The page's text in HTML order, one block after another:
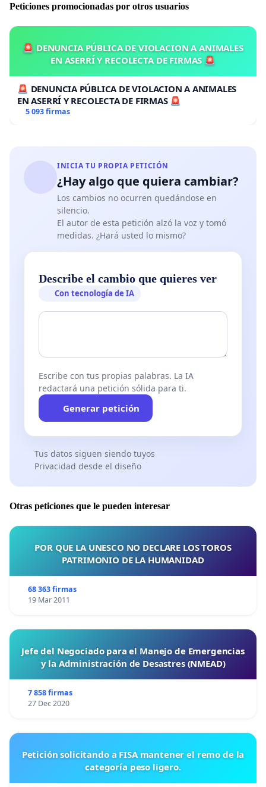
Peticiones promocionadas por otros usuarios
🚨 DENUNCIA PÚBLICA DE VIOLACION A ANIMALES
EN ASERRÍ Y RECOLECTA DE FIRMAS 🚨
🚨 DENUNCIA PÚBLICA DE VIOLACION A ANIMALES
EN ASERRÍ Y RECOLECTA DE FIRMAS 🚨
5 093 firmas
INICIA TU PROPIA PETICIÓN
¿Hay algo que quiera cambiar?
Los cambios no ocurren quedándose en
silencio.
El autor de esta petición alzó la voz y tomó
medidas. ¿Hará usted lo mismo?
Describe el cambio que quieres ver
Con tecnología de IA
Escribe con tus propias palabras. La IA
redactará una petición sólida para ti.
Generar petición
Tus datos siguen siendo tuyos
Privacidad desde el diseño
Otras peticiones que le pueden interesar
POR QUE LA UNESCO NO DECLARE LOS TOROS
PATRIMONIO DE LA HUMANIDAD
68 363 firmas
19 Mar 2011
Jefe del Negociado para el Manejo de Emergencias
y la Administración de Desastres (NMEAD)
7 858 firmas
27 Dec 2020
Petición solicitando a FISA mantener el remo de la
categoría peso ligero.